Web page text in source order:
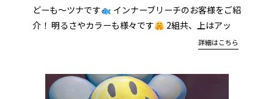
どーも〜ツナです
インナーブリーチのお客様をご紹
介！ 明るさやカラーも様々です
2組共、上はアッ
詳細はこちら